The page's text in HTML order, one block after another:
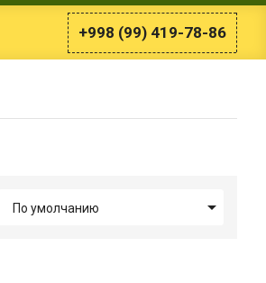
+998 (99) 419-78-86
По умолчанию 